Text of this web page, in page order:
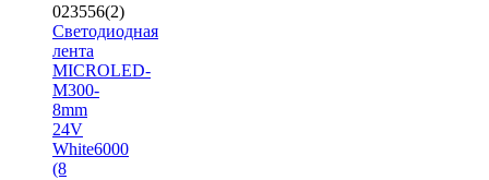
023556(2)
Светодиодная
лента
MICROLED-
M300-
8mm
24V
White6000
(8